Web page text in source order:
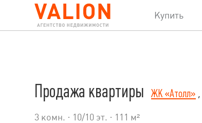
Купить
Продажа квартиры ЖК «Атолл» ,
3 комн. · 10/10 эт. · 111 м²